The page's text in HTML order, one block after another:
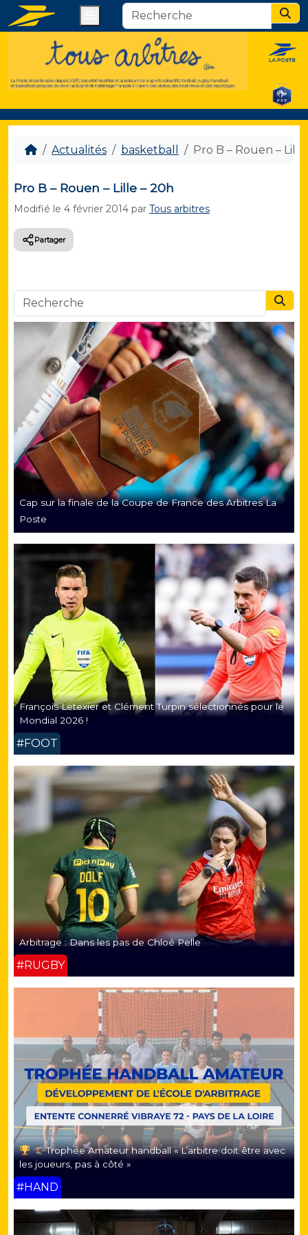
Actualités basketball Pro B – Rouen –
Pro B – Rouen – Lille – 20h
Modifié le 4 février 2014 par Tous arbitres
Partager
Cap sur la finale de la Coupe de France des Arbitres La
Poste
François Letexier et Clément Turpin sélectionnés pour le
Mondial 2026 !
#FOOT
Arbitrage : Dans les pas de Chloé Pelle
#RUGBY
Trophée Amateur handball « L’arbitre doit être avec
les joueurs, pas à côté »
#HAND